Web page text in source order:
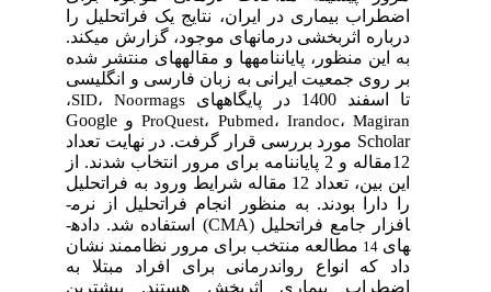
اضطراب بیماری در ایران، نتایج یک فراتحلیل را
درباره اثربخشی درمان­های موجود، گزارش می­کند.
به این منظور، پایان­نامه­ها و مقاله­های منتشر شده
بر روی جمعیت ایرانی به زبان فارسی و انگلیسی
تا اسفند 1400 در پایگاه­های
Noormags، SID،
Magiran، Irandoc، Pubmed، ProQuest وGoogle
Scholarمورد بررسی قرار گرفت. در نهایت تعداد
12مقاله و 2 پایان­نامه برای مرور انتخاب شدند. از
این بین، تعداد 12 مقاله شرایط ورود به فراتحلیل
را دارا بودند. به منظور انجام فراتحلیل از نرم­
افزار جامع فراتحلیل ( CMA) استفاده شد. داده­
های14 مطالعه منتخب برای مرور نظام­مند نشان
داد که انواع روان­درمانی برای افراد مبتلا به
اضطراب بیماری اثر­بخش هستند. بیشترین